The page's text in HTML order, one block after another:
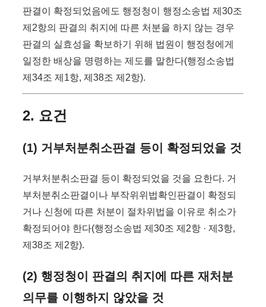
판결이 확정되었음에도 행정청이 행정소송법 제30조
제2항의 판결의 취지에 따른 처분을 하지 않는 경우
판결의 실효성을 확보하기 위해 법원이 행정청에게
일정한 배상을 명령하는 제도를 말한다(행정소송법
제34조 제1항, 제38조 제2항).
2. 요건
(1) 거부처분취소판결 등이 확정되었을 것
거부처분취소판결 등이 확정되었을 것을 요한다. 거
부처분취소판결이나 부작위위법확인판결이 확정되
거나 신청에 따른 처분이 절차위법을 이유로 취소가
확정되어야 한다(행정소송법 제30조 제2항 · 제3항,
제38조 제2항).
(2) 행정청이 판결의 취지에 따른 재처분
의무를 이행하지 않았을 것